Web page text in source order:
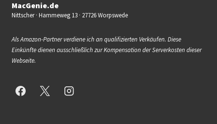
MacGenie.de
Nittscher · Hammeweg 13 · 27726 Worpswede
Als Amazon-Partner verdiene ich an qualifizierten Verkäufen. Diese
Einkünfte dienen ausschließlich zur Kompensation der Serverkosten dieser
Webseite.